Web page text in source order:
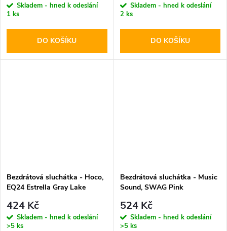
Skladem - hned k odeslání
1 ks
DO KOŠÍKU
Skladem - hned k odeslání
2 ks
DO KOŠÍKU
Bezdrátová sluchátka - Hoco,
EQ24 Estrella Gray Lake
424 Kč
Skladem - hned k odeslání
>5 ks
Bezdrátová sluchátka - Music
Sound, SWAG Pink
524 Kč
Skladem - hned k odeslání
>5 ks